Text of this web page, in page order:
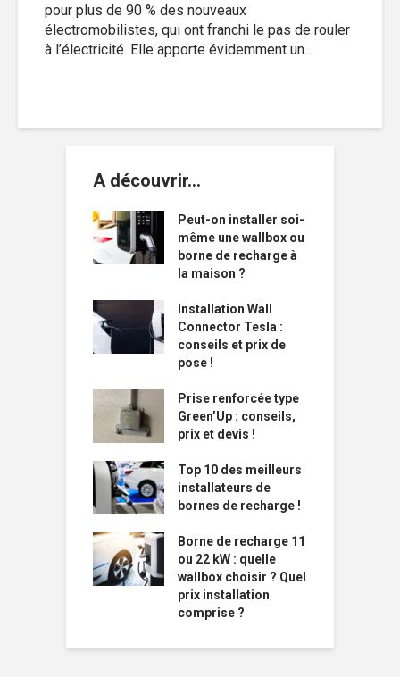
pour plus de 90 % des nouveaux
électromobilistes, qui ont franchi le pas de rouler
à l’électricité. Elle apporte évidemment un...
A découvrir…
Peut-on installer soi-
même une wallbox ou
borne de recharge à
la maison ?
Installation Wall
Connector Tesla :
conseils et prix de
pose !
Prise renforcée type
Green’Up : conseils,
prix et devis !
Top 10 des meilleurs
installateurs de
bornes de recharge !
Borne de recharge 11
ou 22 kW : quelle
wallbox choisir ? Quel
prix installation
comprise ?